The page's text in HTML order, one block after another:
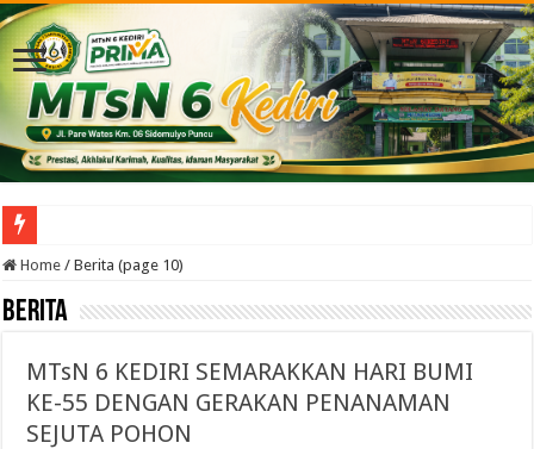
Tiga Agenda Strategis Digelar Serentak di MTsN 6 Kediri, Perkuat
Home / Berita (page 10)
Berita
MTsN 6 KEDIRI SEMARAKKAN HARI BUMI
KE-55 DENGAN GERAKAN PENANAMAN
SEJUTA POHON